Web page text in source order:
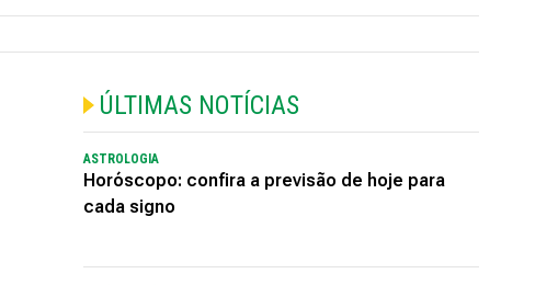
ÚLTIMAS NOTÍCIAS
ASTROLOGIA
Horóscopo: confira a previsão de hoje para
cada signo